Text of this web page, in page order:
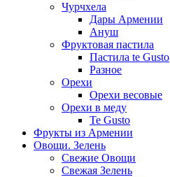
Чурчхела
Дары Армении
Ануш
Фруктовая пастила
Пастила te Gusto
Разное
Орехи
Орехи весовые
Орехи в меду
Te Gusto
Фрукты из Армении
Овощи. Зелень
Свежие Овощи
Свежая Зелень